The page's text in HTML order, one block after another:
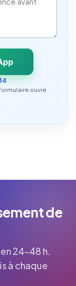
ouvre
de
24-48 h.
à chaque